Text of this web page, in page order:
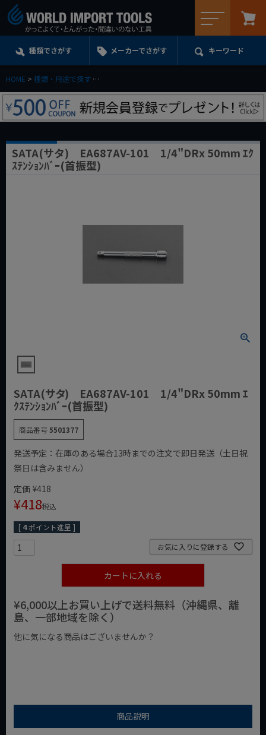
種類でさがす メーカーでさがす キーワード
HOME 種類・用途で探す
SATA(サタ) EA687AV-101 1/4"DRx 50mm ｴｸ
ｽﾃﾝｼｮﾝﾊﾞｰ(首振型)
SATA(サタ) EA687AV-101 1/4"DRx 50mm ｴ
ｸｽﾃﾝｼｮﾝﾊﾞｰ(首振型)
商品番号5501377
発送予定：在庫のある場合13時までの注文で即日発送（土日祝
祭日は含みません）
定価 ¥418
¥418税込
[ 4ポイント進呈 ]
お気に入りに登録する
カートに入れる
¥6,000以上お買い上げで送料無料（沖縄県、離
島、一部地域を除く）
他に気になる商品はございませんか？
商品説明